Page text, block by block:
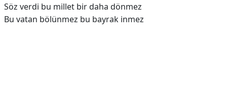
Söz verdi bu millet bir daha dönmez
Bu vatan bölünmez bu bayrak inmez